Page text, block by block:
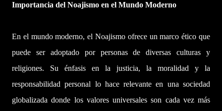
Importancia del Noajismo en el Mundo Moderno
En el mundo moderno, el Noajismo ofrece un marco ético que
puede ser adoptado por personas de diversas culturas y
religiones. Su énfasis en la justicia, la moralidad y la
responsabilidad personal lo hace relevante en una sociedad
globalizada donde los valores universales son cada vez más